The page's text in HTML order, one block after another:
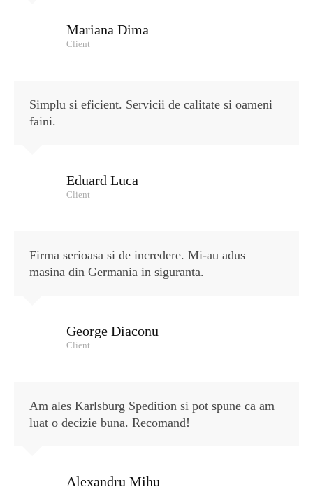
Mariana Dima
Client
Simplu si eficient. Servicii de calitate si oameni
faini.
Eduard Luca
Client
Firma serioasa si de incredere. Mi-au adus
masina din Germania in siguranta.
George Diaconu
Client
Am ales Karlsburg Spedition si pot spune ca am
luat o decizie buna. Recomand!
Alexandru Mihu